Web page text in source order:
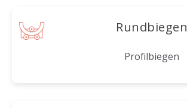
Rundbiegen
Profilbiegen